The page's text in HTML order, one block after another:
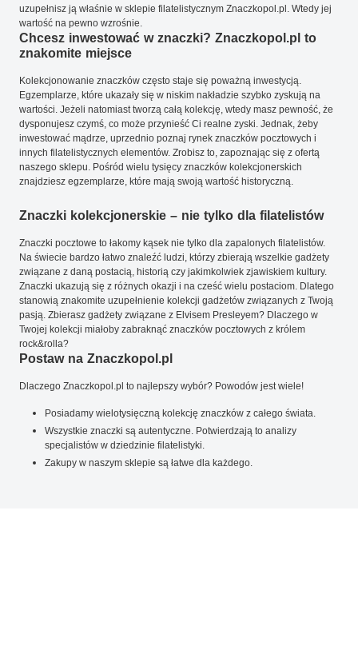
uzupełnisz ją właśnie w sklepie filatelistycznym Znaczkopol.pl. Wtedy jej
wartość na pewno wzrośnie.
Chcesz inwestować w znaczki? Znaczkopol.pl to
znakomite miejsce
Kolekcjonowanie znaczków często staje się poważną inwestycją.
Egzemplarze, które ukazały się w niskim nakładzie szybko zyskują na
wartości. Jeżeli natomiast tworzą całą kolekcję, wtedy masz pewność, że
dysponujesz czymś, co może przynieść Ci realne zyski. Jednak, żeby
inwestować mądrze, uprzednio poznaj rynek znaczków pocztowych i
innych filatelistycznych elementów. Zrobisz to, zapoznając się z ofertą
naszego sklepu. Pośród wielu tysięcy znaczków kolekcjonerskich
znajdziesz egzemplarze, które mają swoją wartość historyczną.
Znaczki kolekcjonerskie – nie tylko dla filatelistów
Znaczki pocztowe to łakomy kąsek nie tylko dla zapalonych filatelistów.
Na świecie bardzo łatwo znaleźć ludzi, którzy zbierają wszelkie gadżety
związane z daną postacią, historią czy jakimkolwiek zjawiskiem kultury.
Znaczki ukazują się z różnych okazji i na cześć wielu postaciom. Dlatego
stanowią znakomite uzupełnienie kolekcji gadżetów związanych z Twoją
pasją. Zbierasz gadżety związane z Elvisem Presleyem? Dlaczego w
Twojej kolekcji miałoby zabraknąć znaczków pocztowych z królem
rock&rolla?
Postaw na Znaczkopol.pl
Dlaczego Znaczkopol.pl to najlepszy wybór? Powodów jest wiele!
Posiadamy wielotysięczną kolekcję znaczków z całego świata.
Wszystkie znaczki są autentyczne. Potwierdzają to analizy
specjalistów w dziedzinie filatelistyki.
Zakupy w naszym sklepie są łatwe dla każdego.